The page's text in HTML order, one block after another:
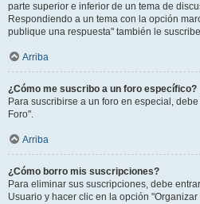
parte superior e inferior de un tema de
Respondiendo a un tema con la opción
publique una respuesta" también le
Arriba
¿Cómo me suscribo a un foro específico?
Para suscribirse a un foro en especial,
Foro".
Arriba
¿Cómo borro mis suscripciones?
Para eliminar sus suscripciones, debe
Usuario y hacer clic en la opción